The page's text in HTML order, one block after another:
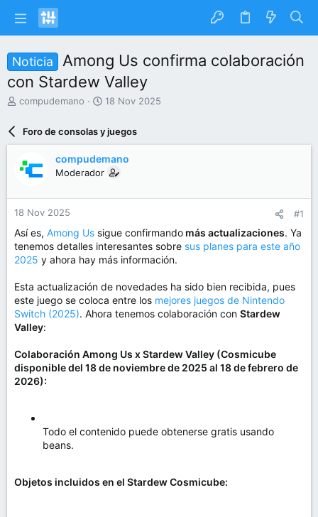
Noticia
Among Us confirma colaboración
con Stardew Valley
I
a
r
d
t
e
a
compudemano
F
c
h
d
e
n
i
o
18 Nov 2025
Foro de consolas y juegos
compudemano
Moderador
18 Nov 2025 #1
Así es, Among Us sigue confirmando más actualizaciones. Ya
tenemos detalles interesantes sobre sus planes para este año
2025 y ahora hay más información.
Esta actualización de novedades ha sido bien recibida, pues
este juego se coloca entre los mejores juegos de Nintendo
Switch (2025). Ahora tenemos colaboración con Stardew
Valley:
Colaboración Among Us x Stardew Valley (Cosmicube
disponible del 18 de noviembre de 2025 al 18 de febrero de
2026):
Todo el contenido puede obtenerse gratis usando
beans.
Objetos incluidos en el Stardew Cosmicube: